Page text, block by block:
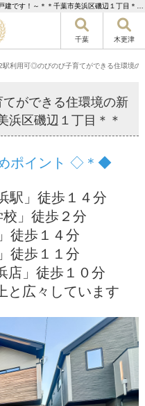
千葉 木更津
駅利用可◎のびのび子育てができる住環境の
ができる住環境の新
浜区磯辺１丁目＊＊
ポイント ◇＊◆
駅」徒歩１４分
」徒歩２分
徒歩１４分
徒歩１１分
店」徒歩１０分
と広々しています